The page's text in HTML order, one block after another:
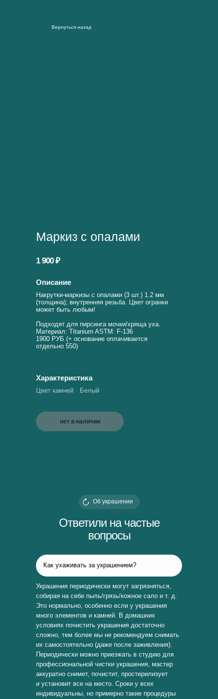
Вернуться назад
нет в наличии
Маркиз с опалами
Описание
Характеристика
Накрутки-маркизы с опалами (3 шт.) 1.2 мм
(толщина); внутренняя резьба. Цвет огранки
может быть любым!
Подходят для пирсинга мочки/хряща уха.
Материал: Titanium ASTM: F-136
1900 РУБ (+ основание оплачивается
отдельно 550)
Белый
Цвет камней
1 900 ₽
Ответили на частые
вопросы
Об украшении
Как ухаживать за украшением?
Украшения периодически могут загрязняться,
собирая на себе пыль/грязь/кожное сало и т. д.
Это нормально, особенно если у украшения
много элементов и камней. В домашних
условиях почистить украшения достаточно
сложно, тем более мы не рекомендуем снимать
их самостоятельно (даже после заживления).
Периодически можно приезжать в студию для
профессиональной чистки украшения, мастер
аккуратно снимет, почистит, простерилизует
и установит все на место. Сроки у всех
индивидуальны, но примерно такие процедуры